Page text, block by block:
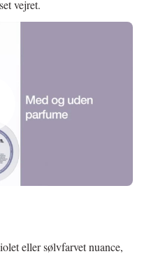
vejret.
eller sølvfarvet nuance,